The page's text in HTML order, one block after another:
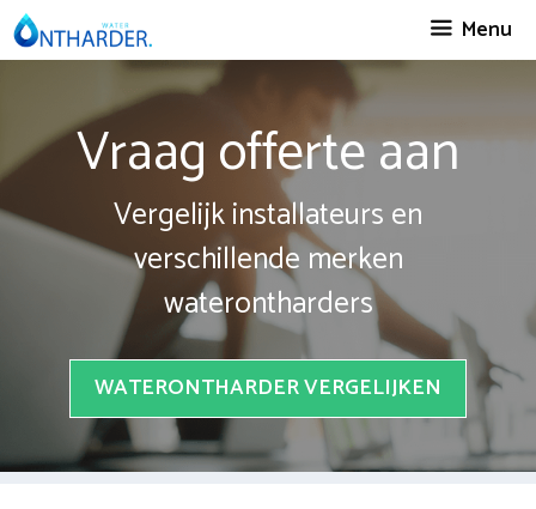
Spring
naar
Menu
Vraag offerte aan
Vergelijk installateurs en
verschillende merken
waterontharders
WATERONTHARDER VERGELIJKEN